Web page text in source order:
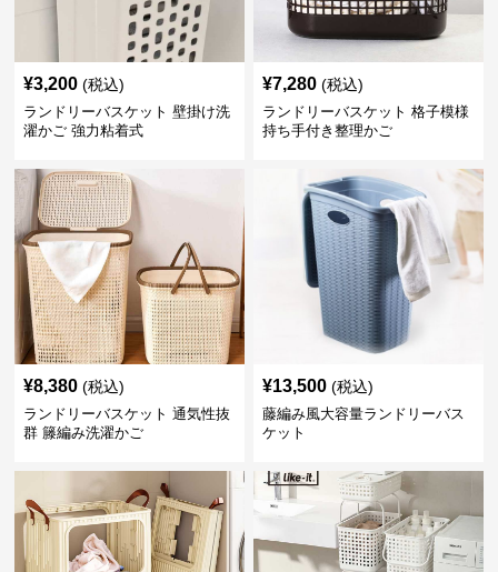
¥3,200 (税込)
ランドリーバスケット 壁掛け洗
濯かご 強力粘着式
¥7,280 (税込)
ランドリーバスケット 格子模様
持ち手付き整理かご
¥8,380 (税込)
ランドリーバスケット 通気性抜
群 籐編み洗濯かご
¥13,500 (税込)
藤編み風大容量ランドリーバス
ケット